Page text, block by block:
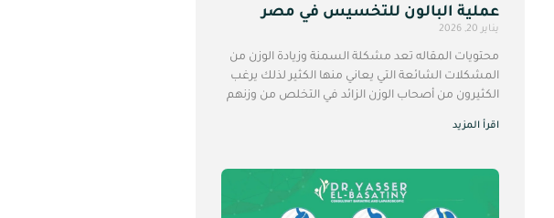
عملية البالون للتخسيس في مصر
يناير 20, 2026
محتويات المقاله تعد مشكلة السمنة وزيادة الوزن من
المشكلات الشائعة التي يعاني منها الكثير لذلك يرغب
الكثيرون من أصحاب الوزن الزائد في التخلص من وزنهم
اقرأ المزيد